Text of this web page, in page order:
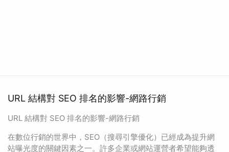
URL 結構對 SEO 排名的影響-網路行銷
URL 結構對 SEO 排名的影響-網路行銷
在數位行銷的世界中，SEO（搜尋引擎優化）已經成為提升網
站曝光度的關鍵因素之一。許多企業或網站運營者希望能夠透